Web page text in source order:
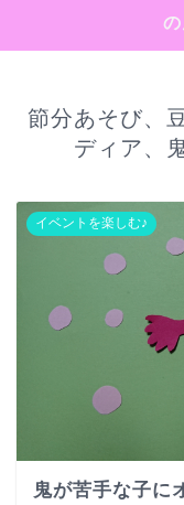
節分あそび、
ディア、
イベントを楽しむ♪
鬼が苦手な子に